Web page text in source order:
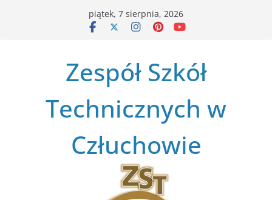
piątek, 7 sierpnia, 2026
Zespół Szkół
Technicznych w
Człuchowie